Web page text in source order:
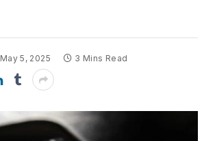
May 5, 2025 3 Mins Read